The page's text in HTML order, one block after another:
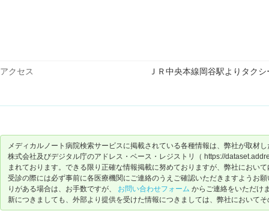
アクセス ＪＲ中央本線岡谷駅よりタク
メディカルノート病院検索サービスに掲載されている各種情報は、弊社が取材
株式会社及びデジタル庁のアドレス・ベース・レジストリ（ https://
まれております。できる限り正確な情報掲載に努めておりますが、弊社におい
受診の際には必ず事前に各医療機関にご連絡のうえご確認いただきますようお
りがある場合は、お手数ですが、 お問い合わせフォーム からご連絡をいただけ
新につきましても、外部より提供を受けた情報につきましては、弊社において